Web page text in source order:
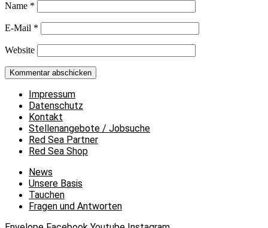
Name *
E-Mail *
Website
Impressum
Datenschutz
Kontakt
Stellenangebote / Jobsuche
Red Sea Partner
Red Sea Shop
News
Unsere Basis
Tauchen
Fragen und Antworten